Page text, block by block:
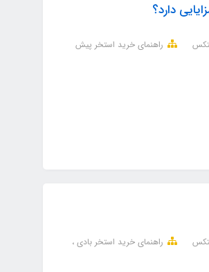
دارد؟
راهنمای خرید استخر پیش
راهنمای خرید استخر بادی